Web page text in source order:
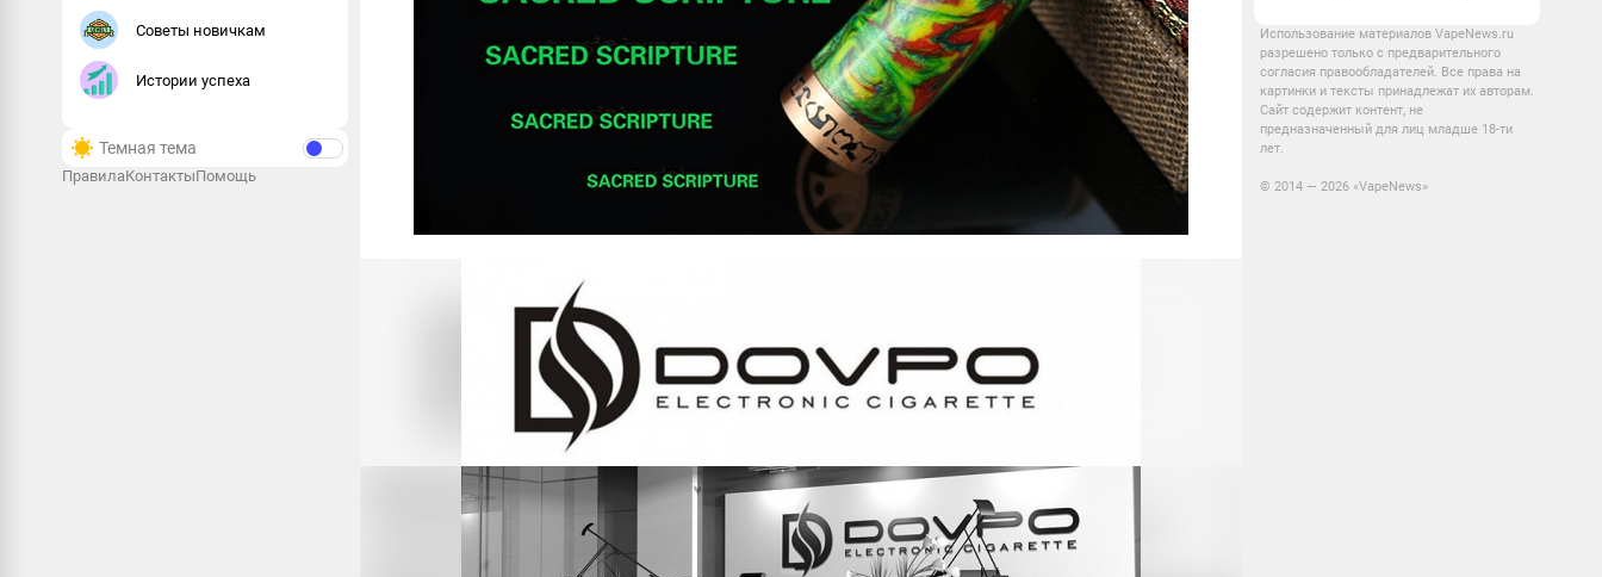
Советы новичкам
Истории успеха
Темная тема
ПравилаКонтактыПомощь
Использование материалов VapeNews.ru
разрешено только с предварительного
согласия правообладателей. Все права на
картинки и тексты принадлежат их авторам.
Сайт содержит контент, не
предназначенный для лиц младше 18-ти
лет.
© 2014 — 2026 «VapeNews»